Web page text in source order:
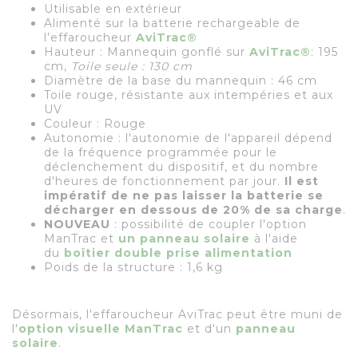
Utilisable en extérieur
Alimenté sur la batterie rechargeable de
l’effaroucheur AviTrac®
Hauteur : Mannequin gonflé sur AviTrac®: 195
cm, Toile seule : 130 cm
Diamètre de la base du mannequin : 46 cm
Toile rouge, résistante aux intempéries et aux
UV
Couleur : Rouge
Autonomie : l'autonomie de l'appareil dépend
de la fréquence programmée pour le
déclenchement du dispositif, et du nombre
d'heures de fonctionnement par jour. Il est
impératif de ne pas laisser la batterie se
décharger en dessous de 20% de sa charge.
NOUVEAU : possibilité de coupler l'option
ManTrac et un panneau solaire à l'aide
du boîtier double prise alimentation
Poids de la structure : 1,6 kg
Désormais, l'effaroucheur AviTrac peut être muni de
l'option visuelle ManTrac et d'un panneau
solaire.